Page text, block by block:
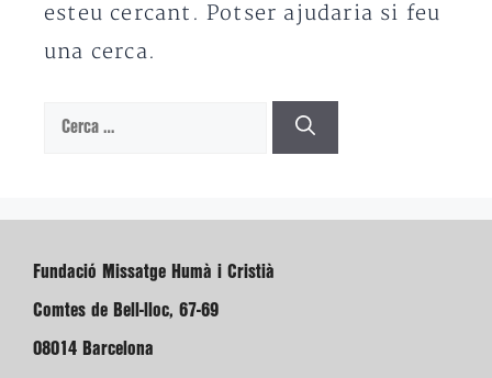
esteu cercant. Potser ajudaria si feu
una cerca.
Cerca:
Fundació Missatge Humà i Cristià
Comtes de Bell-lloc, 67-69
08014 Barcelona